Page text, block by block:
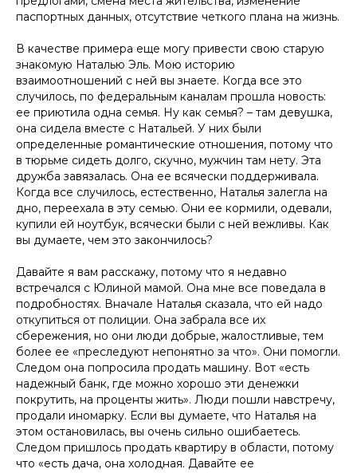
паспортных данных, отсутствие четкого плана на жизнь.
В качестве примера еще могу привести свою старую
знакомую Наталью Эль. Мою историю
взаимоотношений с ней вы знаете. Когда все это
случилось, по федеральным каналам прошла новость:
ее приютила одна семья. Ну как семья? – там девушка,
она сидела вместе с Натальей. У них были
определенные романтические отношения, потому что
в тюрьме сидеть долго, скучно, мужчин там нету. Эта
дружба завязалась. Она ее всячески поддерживала.
Когда все случилось, естественно, Наталья залегла на
дно, переехала в эту семью. Они ее кормили, одевали,
купили ей ноутбук, всячески были с ней вежливы. Как
вы думаете, чем это закончилось?
Давайте я вам расскажу, потому что я недавно
встречался с Юлиной мамой. Она мне все поведала в
подробностях. Вначале Наталья сказала, что ей надо
откупиться от полиции. Она забрала все их
сбережения, но они люди добрые, жалостливые, тем
более ее «преследуют непонятно за что». Они помогли.
Следом она попросила продать машину. Вот «есть
надежный банк, где можно хорошо эти денежки
покрутить, на проценты жить». Люди пошли навстречу,
продали иномарку. Если вы думаете, что Наталья на
этом остановилась, вы очень сильно ошибаетесь.
Следом пришлось продать квартиру в области, потому
что «есть дача, она холодная. Давайте ее